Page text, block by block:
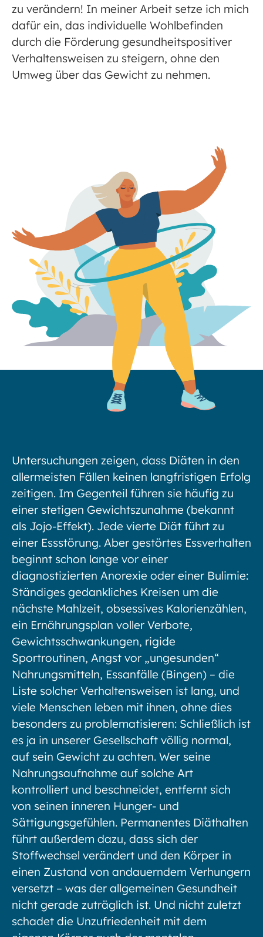
zu verändern! In meiner Arbeit setze ich mich
dafür ein, das individuelle Wohlbefinden
durch die Förderung gesundheitspositiver
Verhaltensweisen zu steigern, ohne den
Umweg über das Gewicht zu nehmen.
Untersuchungen zeigen, dass Diäten in den
allermeisten Fällen keinen langfristigen Erfolg
zeitigen. Im Gegenteil führen sie häufig zu
einer stetigen Gewichtszunahme (bekannt
als Jojo-Effekt). Jede vierte Diät führt zu
einer Essstörung. Aber gestörtes Essverhalten
beginnt schon lange vor einer
diagnostizierten Anorexie oder einer Bulimie:
Ständiges gedankliches Kreisen um die
nächste Mahlzeit, obsessives Kalorienzählen,
ein Ernährungsplan voller Verbote,
Gewichtsschwankungen, rigide
Sportroutinen, Angst vor „ungesunden“
Nahrungsmitteln, Essanfälle (Bingen) – die
Liste solcher Verhaltensweisen ist lang, und
viele Menschen leben mit ihnen, ohne dies
besonders zu problematisieren: Schließlich ist
es ja in unserer Gesellschaft völlig normal,
auf sein Gewicht zu achten. Wer seine
Nahrungsaufnahme auf solche Art
kontrolliert und beschneidet, entfernt sich
von seinen inneren Hunger- und
Sättigungsgefühlen. Permanentes Diäthalten
führt außerdem dazu, dass sich der
Stoffwechsel verändert und den Körper in
einen Zustand von andauerndem Verhungern
versetzt – was der allgemeinen Gesundheit
nicht gerade zuträglich ist. Und nicht zuletzt
schadet die Unzufriedenheit mit dem